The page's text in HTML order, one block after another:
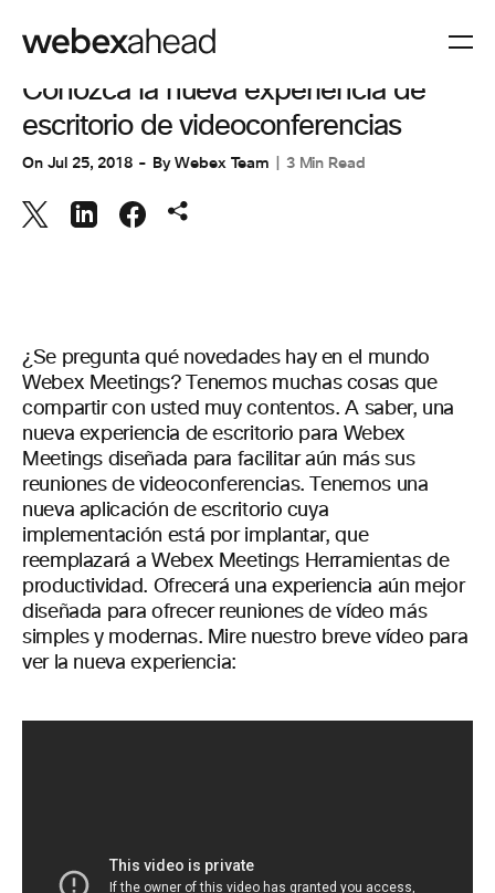
VIDEOCONFERENCIAS
Conozca la nueva experiencia de
escritorio de videoconferencias
On Jul 25, 2018 ByWebex Team 3 Min Read
¿Se pregunta qué novedades hay en el mundo
Webex Meetings? Tenemos muchas cosas que
compartir con usted muy contentos. A saber, una
nueva experiencia de escritorio para Webex
Meetings diseñada para facilitar aún más sus
reuniones de videoconferencias. Tenemos una
nueva aplicación de escritorio cuya
implementación está por implantar, que
reemplazará a Webex Meetings Herramientas de
productividad. Ofrecerá una experiencia aún mejor
diseñada para ofrecer reuniones de vídeo más
simples y modernas. Mire nuestro breve vídeo para
ver la nueva experiencia: